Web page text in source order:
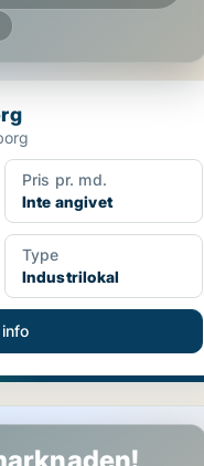
Pris pr. md.
Inte angivet
Type
Industrilokal